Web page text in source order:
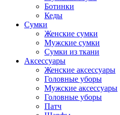
Ботинки
Кеды
Сумки
Женские сумки
Мужские сумки
Сумки из ткани
Аксессуары
Женские аксессуары
Головные уборы
Мужские аксессуары
Головные уборы
Патч